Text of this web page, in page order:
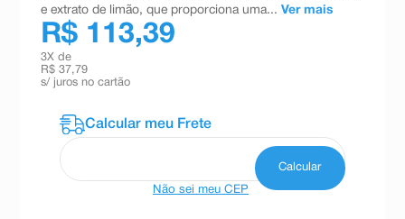
e extrato de limão, que proporciona uma... Ver mais
R$ 113,39
3X de
R$ 37,79
s/ juros no cartão
Não sei meu CEP